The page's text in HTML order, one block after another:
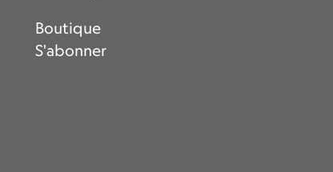
Boutique
S'abonner